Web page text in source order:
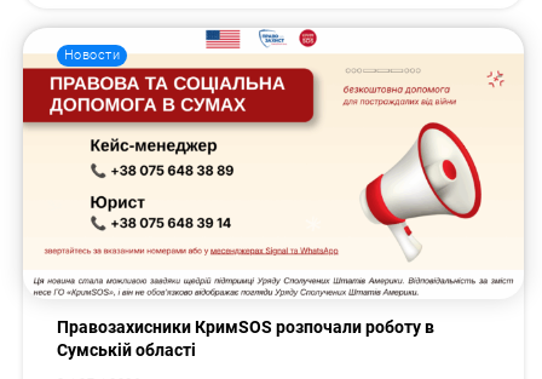
Новости
Правозахисники КримSOS розпочали роботу в
Сумській області